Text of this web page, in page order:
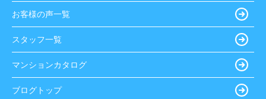
お客様の声一覧
スタッフ一覧
マンションカタログ
ブログトップ